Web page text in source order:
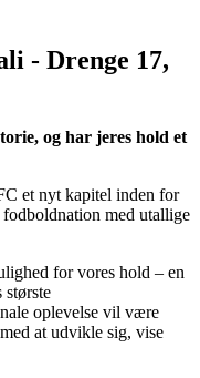
- Drenge 17,
og har jeres hold et
et nyt kapitel inden for
med utallige
for vores hold – en
største
oplevelse vil være
at udvikle sig, vise